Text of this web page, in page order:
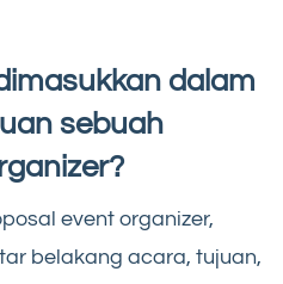
dalam
sebuah
event organizer,
belakang acara, tujuan,